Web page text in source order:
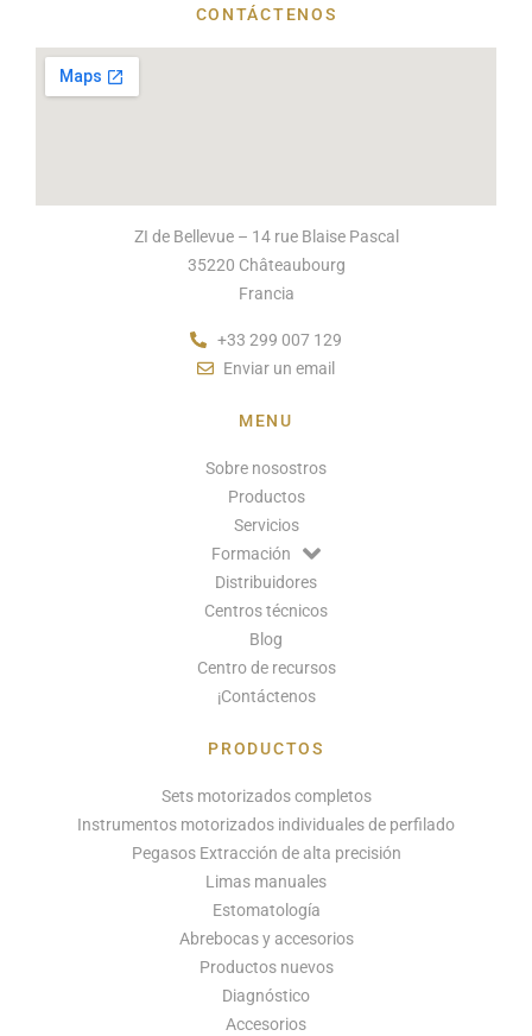
CONTÁCTENOS
ZI de Bellevue – 14 rue Blaise Pascal
35220 Châteaubourg
Francia
+33 299 007 129
Enviar un email
MENU
Sobre nosostros
Productos
Servicios
Formación
Distribuidores
Centros técnicos
Blog
Centro de recursos
¡Contáctenos
PRODUCTOS
Sets motorizados completos
Instrumentos motorizados individuales de perfilado
Pegasos Extracción de alta precisión
Limas manuales
Estomatología
Abrebocas y accesorios
Productos nuevos
Diagnóstico
Accesorios